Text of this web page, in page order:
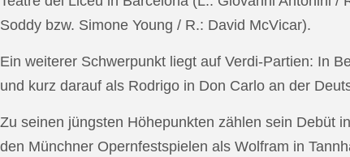
Soddy bzw. Simone Young / R.: David McVicar).
Ein weiterer Schwerpunkt liegt auf Verdi-Partien: In
und kurz darauf als Rodrigo in Don Carlo an der
Zu seinen jüngsten Höhepunkten zählen sein Debüt
den Münchner Opernfestspielen als Wolfram in